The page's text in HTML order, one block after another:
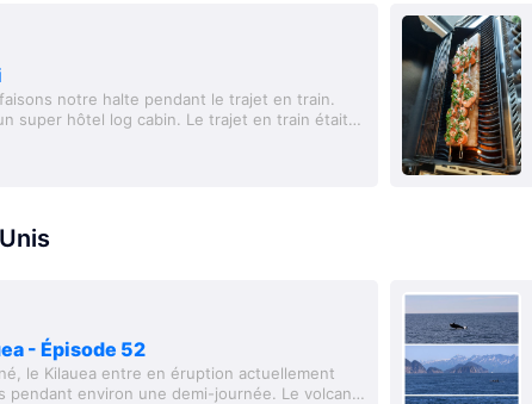
notre halte pendant le trajet en train.
super hôtel log cabin. Le trajet en train était
- Épisode 52
le Kilauea entre en éruption actuellement
pendant environ une demi-journée. Le volcan